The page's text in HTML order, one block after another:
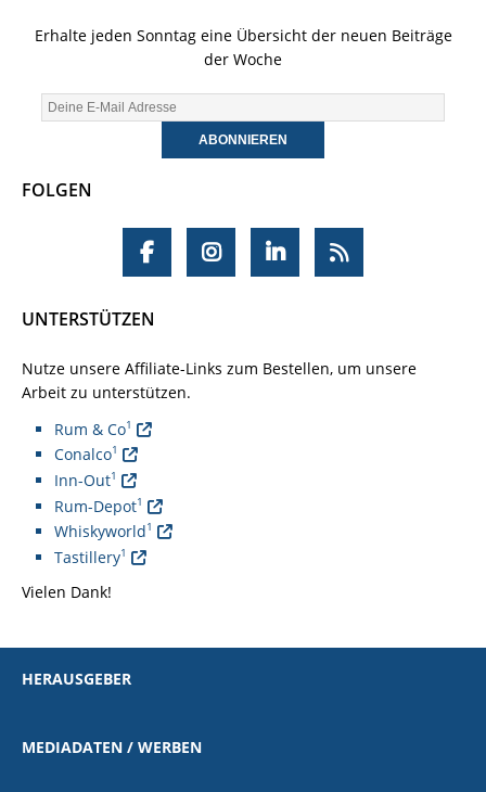
Erhalte jeden Sonntag eine Übersicht der neuen Beiträge
der Woche
FOLGEN
UNTERSTÜTZEN
Nutze unsere Affiliate-Links zum Bestellen, um unsere
Arbeit zu unterstützen.
Rum & Co1
Conalco1
Inn-Out1
Rum-Depot1
Whiskyworld1
Tastillery1
Vielen Dank!
HERAUSGEBER
MEDIADATEN / WERBEN